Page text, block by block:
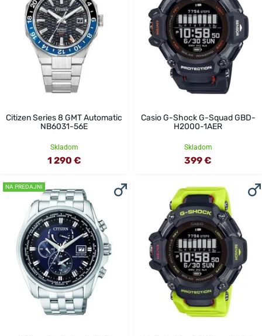
Citizen Series 8 GMT Automatic
NB6031-56E
Skladom
1 290 €
Casio G-Shock G-Squad GBD-
H2000-1AER
Skladom
399 €
NA PREDAJNI